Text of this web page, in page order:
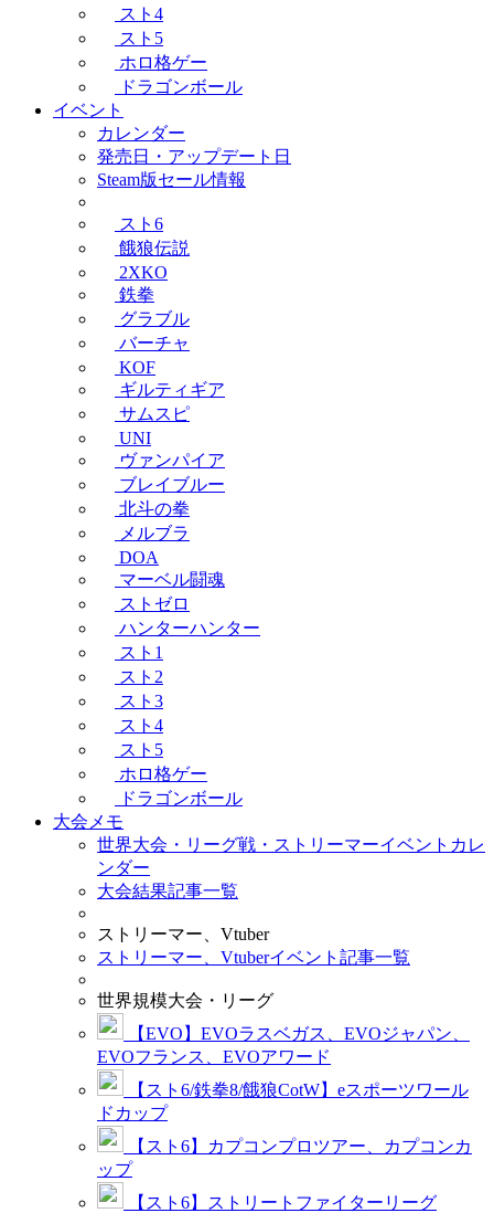
スト4
スト5
ホロ格ゲー
ドラゴンボール
イベント
カレンダー
発売日・アップデート日
Steam版セール情報
スト6
餓狼伝説
2XKO
鉄拳
グラブル
バーチャ
KOF
ギルティギア
サムスピ
UNI
ヴァンパイア
ブレイブルー
北斗の拳
メルブラ
DOA
マーベル闘魂
ストゼロ
ハンターハンター
スト1
スト2
スト3
スト4
スト5
ホロ格ゲー
ドラゴンボール
大会メモ
世界大会・リーグ戦・ストリーマーイベントカレ
ンダー
大会結果記事一覧
ストリーマー、Vtuber
ストリーマー、Vtuberイベント記事一覧
世界規模大会・リーグ
【EVO】EVOラスベガス、EVOジャパン、
EVOフランス、EVOアワード
【スト6/鉄拳8/餓狼CotW】eスポーツワール
ドカップ
【スト6】カプコンプロツアー、カプコンカ
ップ
【スト6】ストリートファイターリーグ